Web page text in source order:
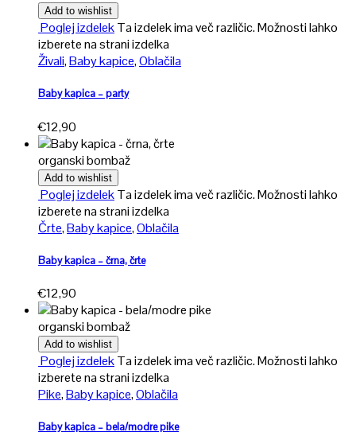
Add to wishlist
Poglej izdelekTa izdelek ima več različic. Možnosti lahko
izberete na strani izdelka
Živali,Baby kapice,Oblačila
Baby kapica – party
€12,90
organski bombaž
Add to wishlist
Poglej izdelekTa izdelek ima več različic. Možnosti lahko
izberete na strani izdelka
Črte,Baby kapice,Oblačila
Baby kapica – črna, črte
€12,90
organski bombaž
Add to wishlist
Poglej izdelekTa izdelek ima več različic. Možnosti lahko
izberete na strani izdelka
Pike,Baby kapice,Oblačila
Baby kapica – bela/modre pike